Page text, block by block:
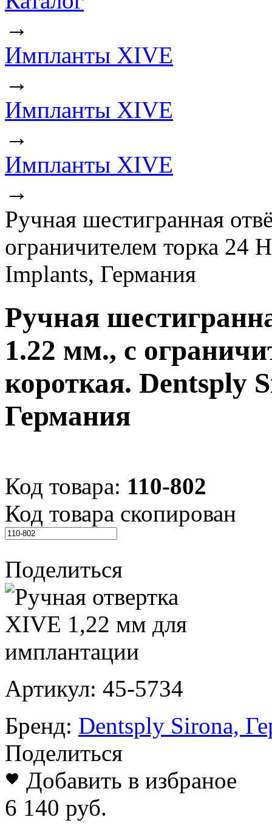
→
Импланты XIVE
→
Импланты XIVE
→
Импланты XIVE
→
Ручная шестигранная
ограничителем торка 24
Implants, Германия
Ручная
1.22 мм., с
короткая. Dentsply
Германия
Код товара: 110-802
Код товара скопирован
Поделиться
Артикул: 45-5734
Бренд: Dentsply Sirona,
Поделиться
Добавить в избраное
6 140 руб.